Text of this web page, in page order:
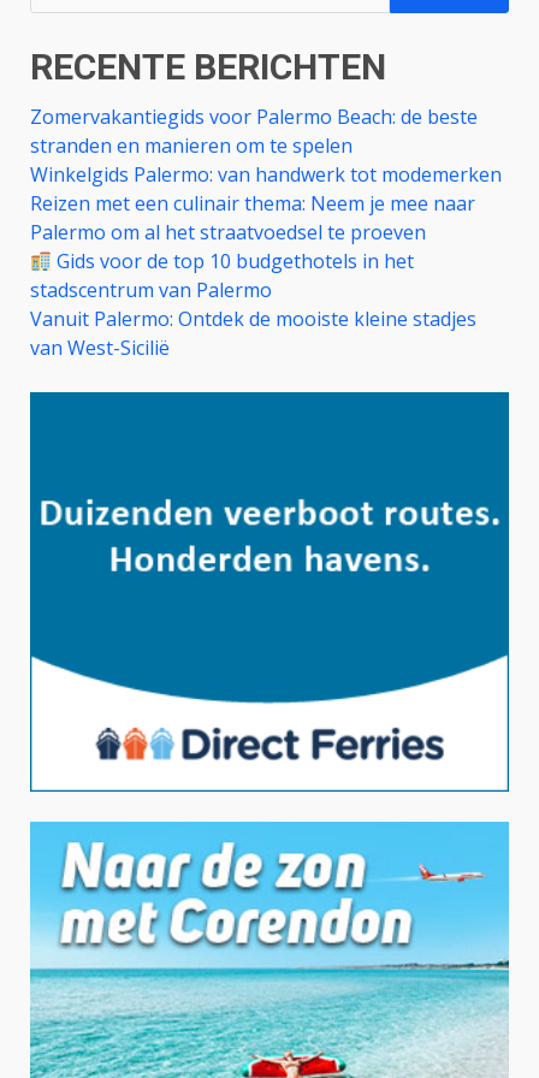
naar:
RECENTE BERICHTEN
Zomervakantiegids voor Palermo Beach: de beste
stranden en manieren om te spelen
Winkelgids Palermo: van handwerk tot modemerken
Reizen met een culinair thema: Neem je mee naar
Palermo om al het straatvoedsel te proeven
Gids voor de top 10 budgethotels in het
stadscentrum van Palermo
Vanuit Palermo: Ontdek de mooiste kleine stadjes
van West-Sicilië